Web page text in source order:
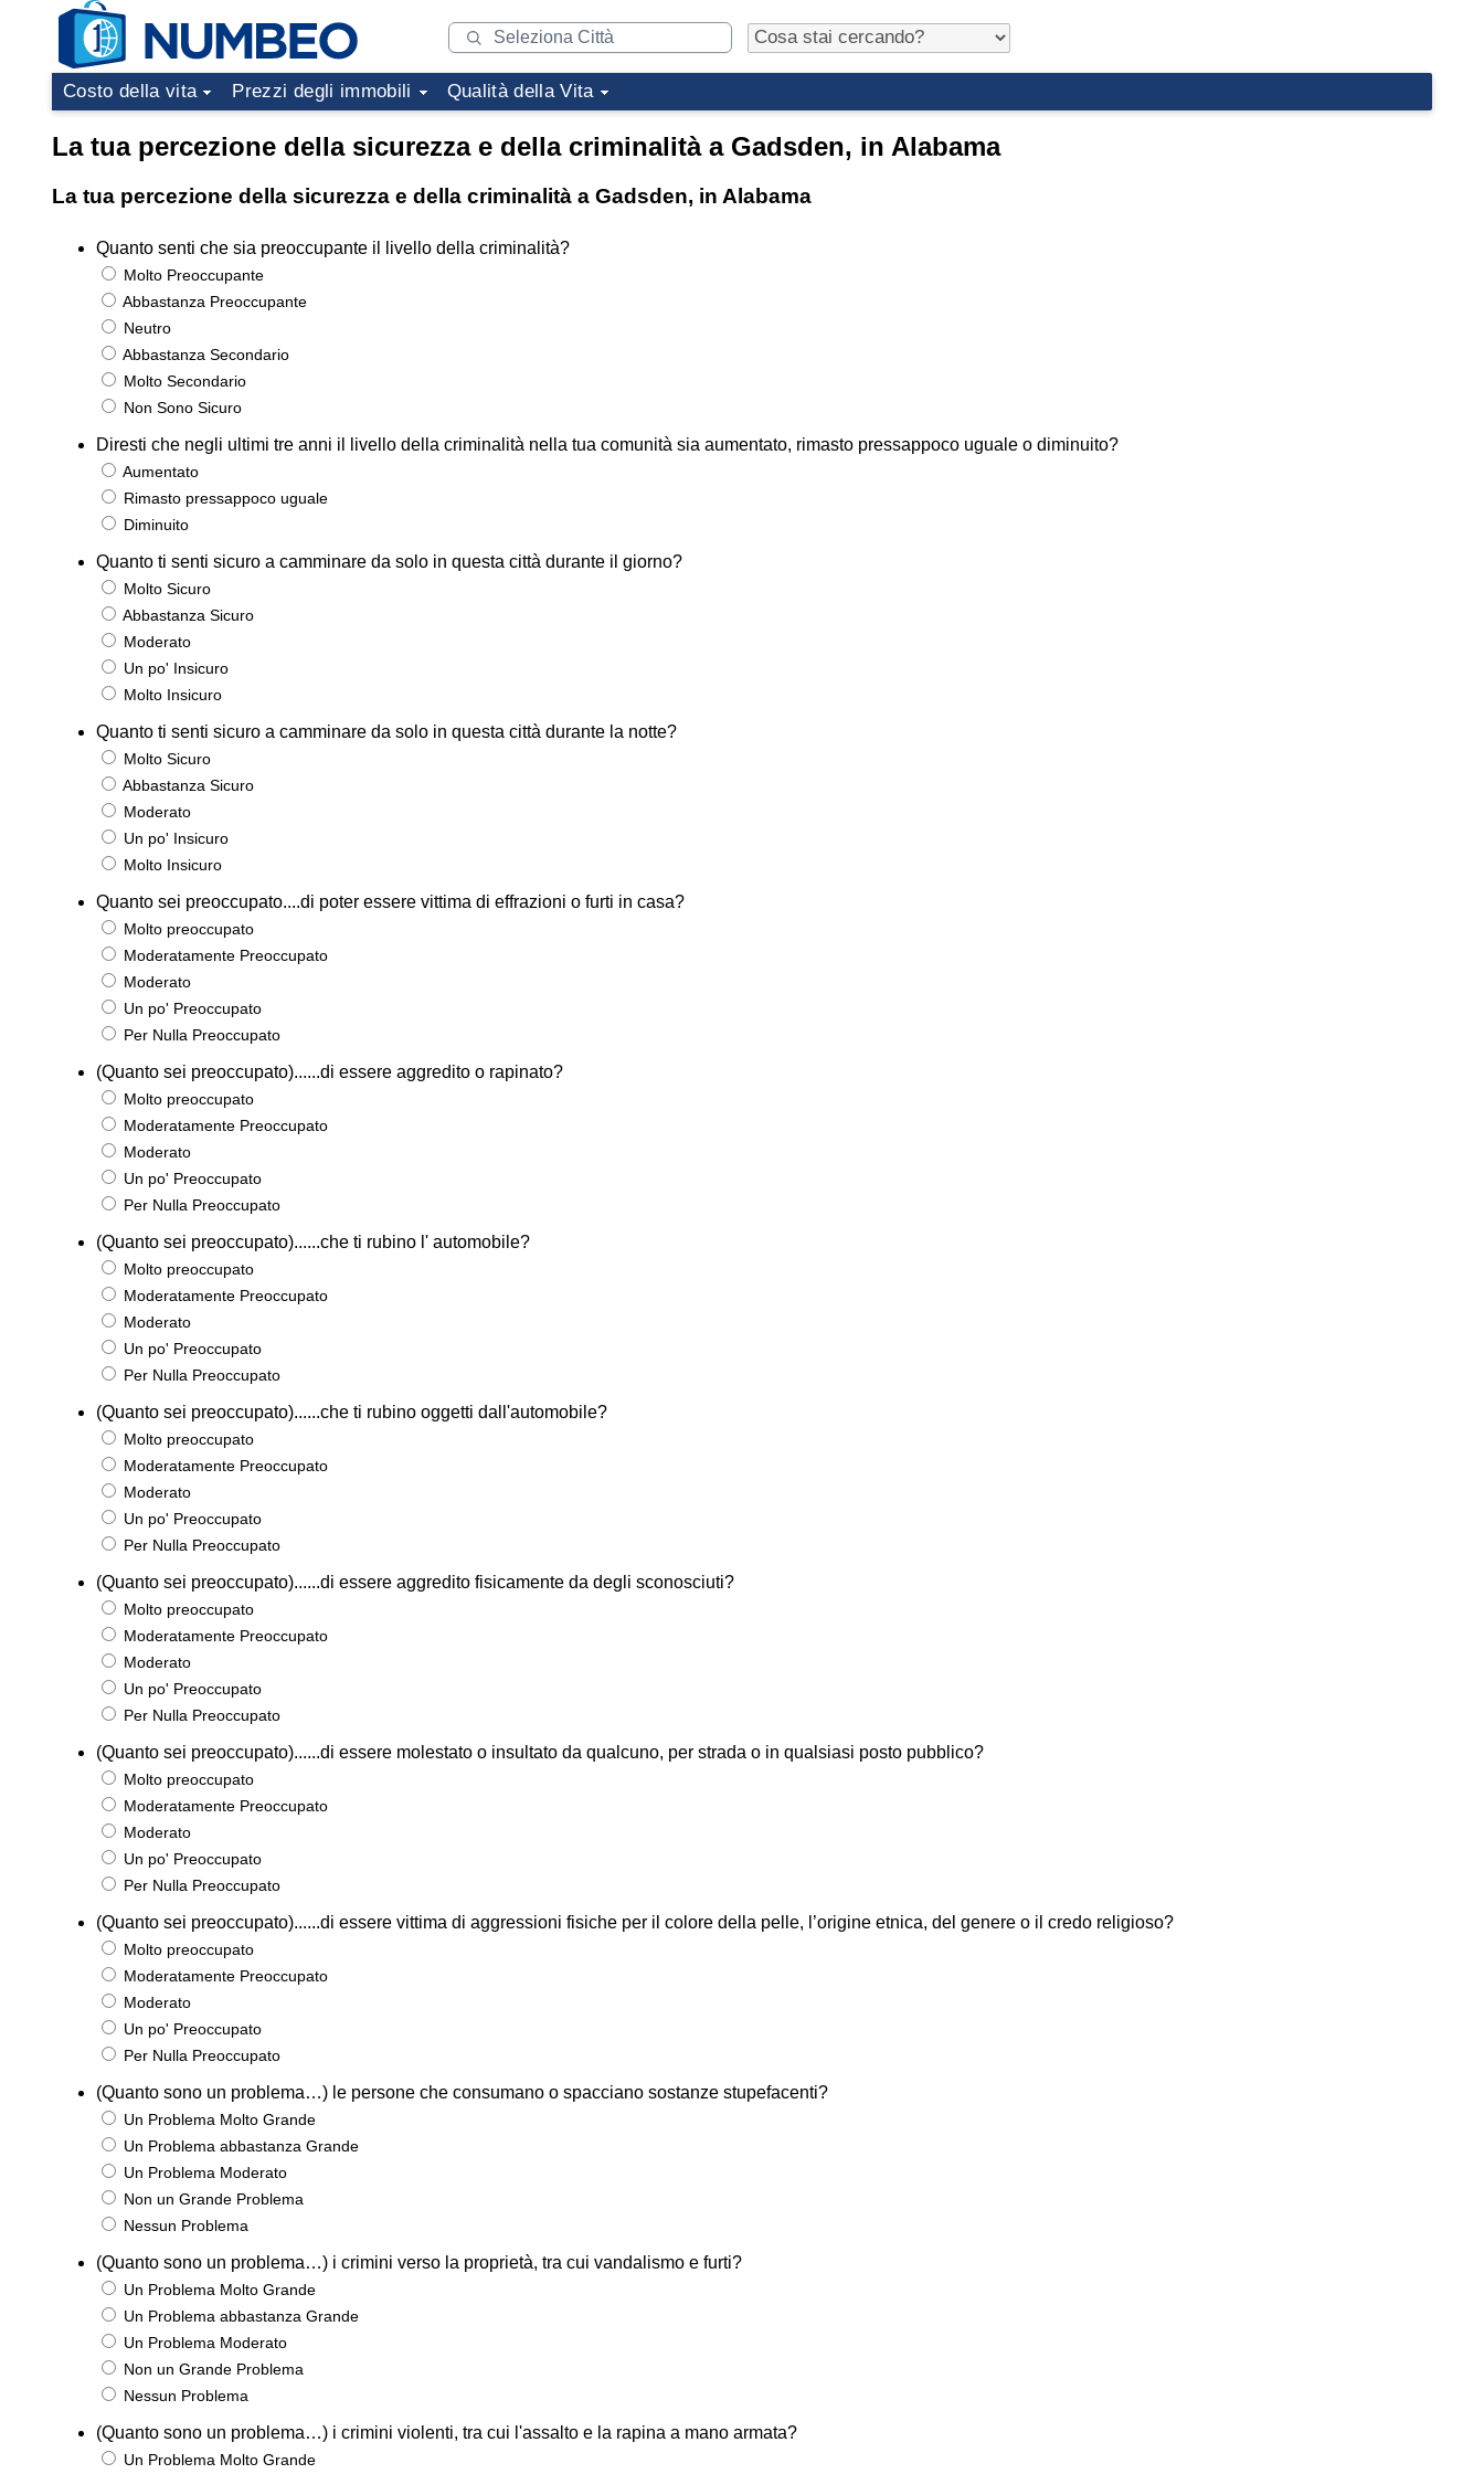
Costo della vita Prezzi degli immobili Qualità della Vita
La tua percezione della sicurezza e della criminalità a Gadsden, in Alabama
La tua percezione della sicurezza e della criminalità a Gadsden, in Alabama
Quanto senti che sia preoccupante il livello della criminalità?
Molto Preoccupante
Abbastanza Preoccupante
Neutro
Abbastanza Secondario
Molto Secondario
Non Sono Sicuro
Diresti che negli ultimi tre anni il livello della criminalità nella tua comunità sia aumentato, rimasto pressappoco uguale o diminuito?
Aumentato
Rimasto pressappoco uguale
Diminuito
Quanto ti senti sicuro a camminare da solo in questa città durante il giorno?
Molto Sicuro
Abbastanza Sicuro
Moderato
Un po' Insicuro
Molto Insicuro
Quanto ti senti sicuro a camminare da solo in questa città durante la notte?
Molto Sicuro
Abbastanza Sicuro
Moderato
Un po' Insicuro
Molto Insicuro
Quanto sei preoccupato....di poter essere vittima di effrazioni o furti in casa?
Molto preoccupato
Moderatamente Preoccupato
Moderato
Un po' Preoccupato
Per Nulla Preoccupato
(Quanto sei preoccupato)......di essere aggredito o rapinato?
Molto preoccupato
Moderatamente Preoccupato
Moderato
Un po' Preoccupato
Per Nulla Preoccupato
(Quanto sei preoccupato)......che ti rubino l' automobile?
Molto preoccupato
Moderatamente Preoccupato
Moderato
Un po' Preoccupato
Per Nulla Preoccupato
(Quanto sei preoccupato)......che ti rubino oggetti dall'automobile?
Molto preoccupato
Moderatamente Preoccupato
Moderato
Un po' Preoccupato
Per Nulla Preoccupato
(Quanto sei preoccupato)......di essere aggredito fisicamente da degli sconosciuti?
Molto preoccupato
Moderatamente Preoccupato
Moderato
Un po' Preoccupato
Per Nulla Preoccupato
(Quanto sei preoccupato)......di essere molestato o insultato da qualcuno, per strada o in qualsiasi posto pubblico?
Molto preoccupato
Moderatamente Preoccupato
Moderato
Un po' Preoccupato
Per Nulla Preoccupato
(Quanto sei preoccupato)......di essere vittima di aggressioni fisiche per il colore della pelle, l’origine etnica, del genere o il credo religioso?
Molto preoccupato
Moderatamente Preoccupato
Moderato
Un po' Preoccupato
Per Nulla Preoccupato
(Quanto sono un problema…) le persone che consumano o spacciano sostanze stupefacenti?
Un Problema Molto Grande
Un Problema abbastanza Grande
Un Problema Moderato
Non un Grande Problema
Nessun Problema
(Quanto sono un problema…) i crimini verso la proprietà, tra cui vandalismo e furti?
Un Problema Molto Grande
Un Problema abbastanza Grande
Un Problema Moderato
Non un Grande Problema
Nessun Problema
(Quanto sono un problema…) i crimini violenti, tra cui l'assalto e la rapina a mano armata?
Un Problema Molto Grande